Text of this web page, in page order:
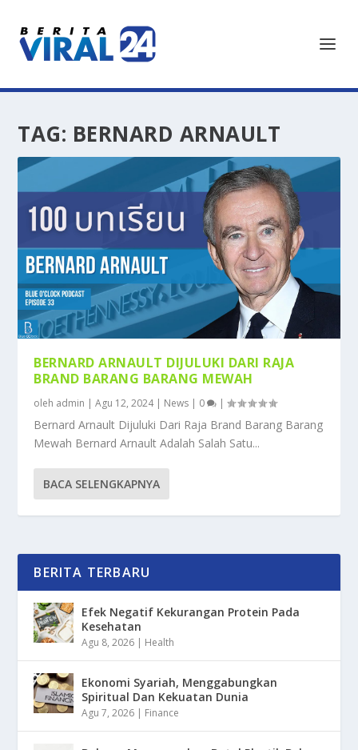
TAG: BERNARD ARNAULT
BERNARD ARNAULT DIJULUKI DARI RAJA
BRAND BARANG BARANG MEWAH
oleh admin |Agu 12, 2024| News | 0 |
Bernard Arnault Dijuluki Dari Raja Brand Barang Barang
Mewah Bernard Arnault Adalah Salah Satu...
BACA SELENGKAPNYA
BERITA TERBARU
Efek Negatif Kekurangan Protein Pada
Kesehatan
Agu 8, 2026 | Health
Ekonomi Syariah, Menggabungkan
Spiritual Dan Kekuatan Dunia
Agu 7, 2026 | Finance